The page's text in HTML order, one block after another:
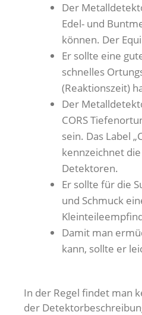
Der
Edel- und
können. Der
Er sollte eine
schnelles
(Reaktionszeit)
Der
CORS
sein. Das Label
kennzeichnet
Detektoren.
Er sollte für die
und Schmuck
Damit man
kann, sollte er
In der Regel findet man
der